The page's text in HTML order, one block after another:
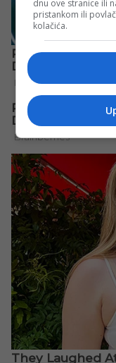
dnu ove stranice ili
pristankom ili
kolačića.